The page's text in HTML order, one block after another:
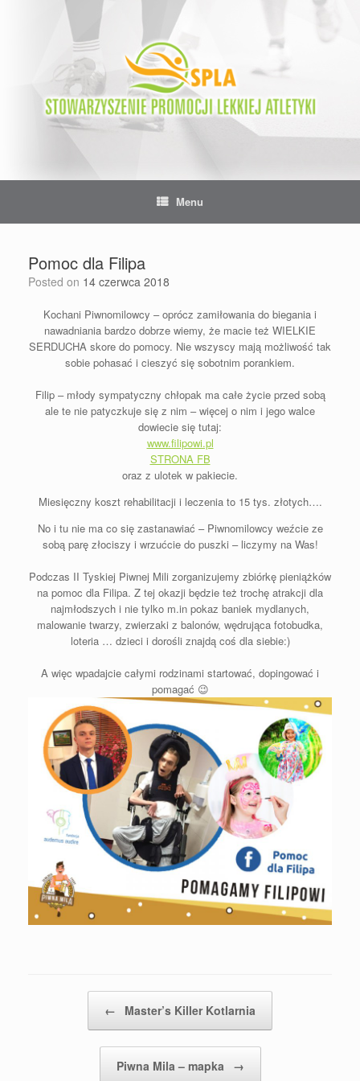
Menu
Pomoc dla Filipa
Posted on 14 czerwca 2018
Kochani Piwnomilowcy – oprócz zamiłowania do biegania i
nawadniania bardzo dobrze wiemy, że macie też WIELKIE
SERDUCHA skore do pomocy. Nie wszyscy mają możliwość tak
sobie pohasać i cieszyć się sobotnim porankiem.
Filip – młody sympatyczny chłopak ma całe życie przed sobą
ale te nie patyczkuje się z nim – więcej o nim i jego walce
dowiecie się tutaj:
www.filipowi.pl
STRONA FB
oraz z ulotek w pakiecie.
Miesięczny koszt rehabilitacji i leczenia to 15 tys. złotych….
No i tu nie ma co się zastanawiać – Piwnomilowcy weźcie ze
sobą parę złociszy i wrzućcie do puszki – liczymy na Was!
Podczas II Tyskiej Piwnej Mili zorganizujemy zbiórkę pieniążków
na pomoc dla Filipa. Z tej okazji będzie też trochę atrakcji dla
najmłodszych i nie tylko m.in pokaz baniek mydlanych,
malowanie twarzy, zwierzaki z balonów, wędrująca fotobudka,
loteria … dzieci i dorośli znajdą coś dla siebie:)
A więc wpadajcie całymi rodzinami startować, dopingować i
pomagać 😉
← Master’s Killer Kotlarnia
Piwna Mila – mapka →